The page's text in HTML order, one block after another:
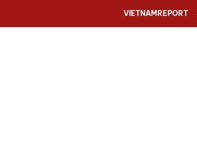
VIETNAMREPORT